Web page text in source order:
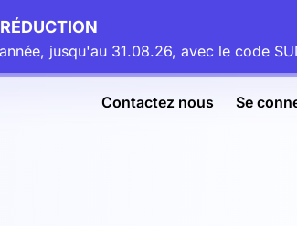
jusqu'au 31.08.26, avec le code
Contactez nous Se